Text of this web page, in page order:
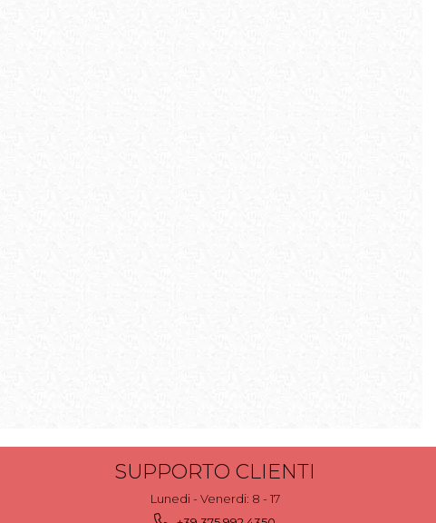
SUPPORTO CLIENTI
Lunedi - Venerdi: 8 - 17